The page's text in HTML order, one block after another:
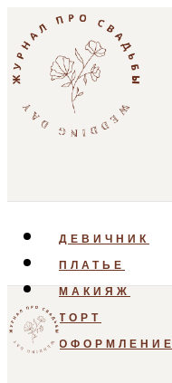
ДЕВИЧНИК
ПЛАТЬЕ
МАКИЯЖ
ТОРТ
ОФОРМЛЕНИЕ